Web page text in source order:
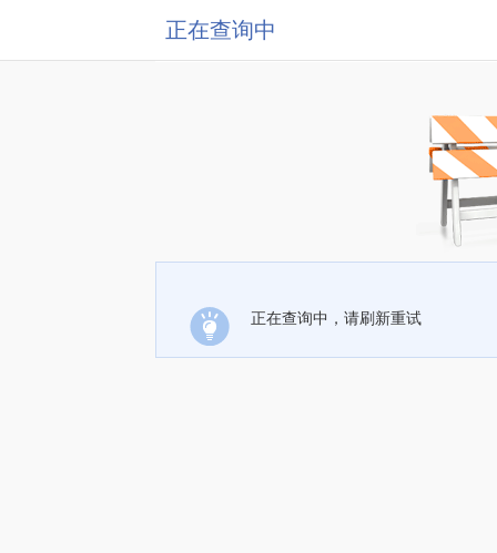
正在查询中
正在查询中，请刷新重试